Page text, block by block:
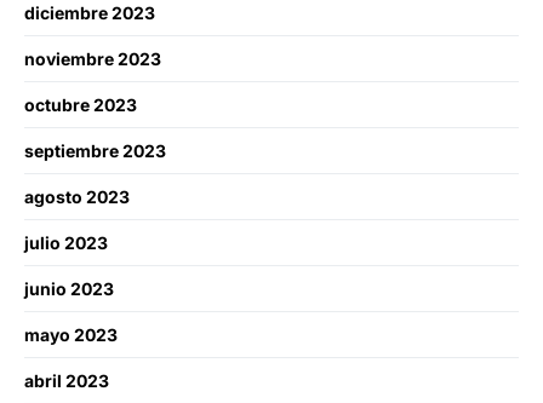
diciembre 2023
noviembre 2023
octubre 2023
septiembre 2023
agosto 2023
julio 2023
junio 2023
mayo 2023
abril 2023